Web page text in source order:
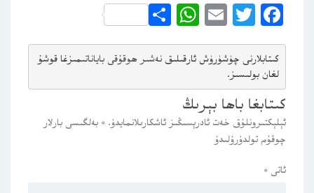
Facebook
Twitter
Email
WhatsApp
Share
كىتابلارنى چۈشۈرۈش ئارقىلىق نەشىر ھوقۇقى باياناتىمىزغا قوشۇ
لغان بولىسىز.
كىتابغا باھا بېرىڭ
ئېلېكتىرونلۇق خەت ئادرېسىڭىز ئاشكارىلانمايدۇ. * بەلگىسى بارلار
چوقۇم تولدۇرۇلىدۇ
ئاتى *